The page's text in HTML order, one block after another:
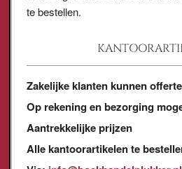
te bestellen.
Zakelijke klanten kunnen
Op rekening en bezorging
Aantrekkelijke prijzen
Alle kantoorartikelen te